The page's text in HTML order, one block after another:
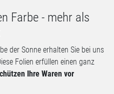
Farbe - mehr als
der Sonne erhalten Sie bei uns
Folien erfüllen einen ganz
Ihre Waren vor